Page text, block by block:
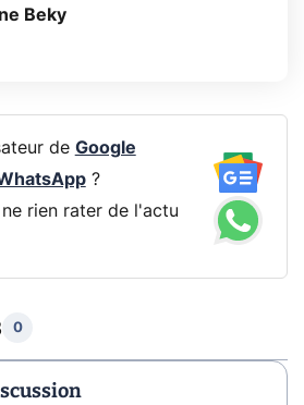
Beky
de Google
?
rien rater de l'actu
0